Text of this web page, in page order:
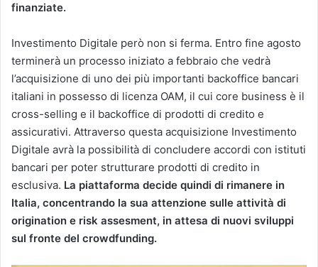
finanziate.
Investimento Digitale però non si ferma. Entro fine agosto
terminerà un processo iniziato a febbraio che vedrà
l’acquisizione di uno dei più importanti backoffice bancari
italiani in possesso di licenza OAM, il cui core business è il
cross-selling e il backoffice di prodotti di credito e
assicurativi. Attraverso questa acquisizione Investimento
Digitale avrà la possibilità di concludere accordi con istituti
bancari per poter strutturare prodotti di credito in
esclusiva. La piattaforma decide quindi di rimanere in
Italia, concentrando la sua attenzione sulle attività di
origination e risk assesment, in attesa di nuovi sviluppi
sul fronte del crowdfunding.